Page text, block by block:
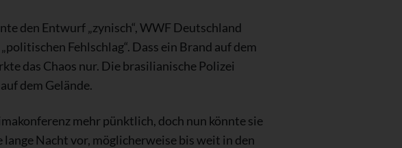
den Entwurf „zynisch“, WWF Deutschland
Fehlschlag“. Dass ein Brand auf dem
das Chaos nur. Die brasilianische Polizei
dem Gelände.
mehr pünktlich, doch nun könnte sie
Nacht vor, möglicherweise bis weit in den